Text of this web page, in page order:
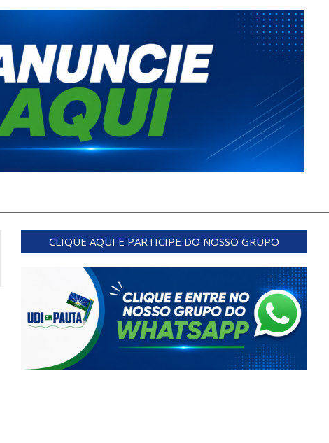
CLIQUE AQUI E PARTICIPE DO NOSSO GRUPO